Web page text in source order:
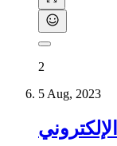
2
5 Aug, 2023